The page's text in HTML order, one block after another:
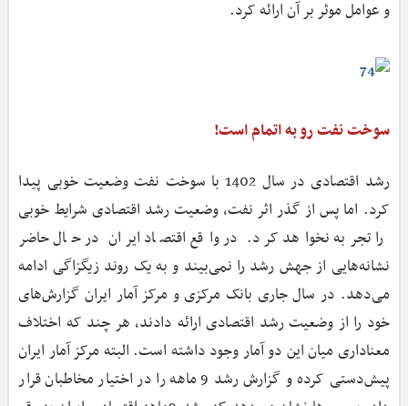
و عوامل موثر بر آن ارائه کرد.
سوخت نفت رو به اتمام است!
رشد اقتصادی در سال 1402 با سوخت نفت وضعیت خوبی پیدا
کرد. اما پس از گذر اثر نفت، وضعیت رشد اقتصادی شرایط خوبی
را تجربه نخواهد کرد. در واقع اقتصاد ایران در حال حاضر
نشانه‌هایی از جهش رشد را نمی‌بیند و به یک روند زیگزاگی ادامه
می‌دهد. در سال جاری بانک مرکزی و مرکز آمار ایران گزارش‌های
خود را از وضعیت رشد اقتصادی ارائه دادند، هر چند که اختلاف
معنا‌داری میان این دو آمار وجود داشته است. البته مرکز آمار ایران
پیش‌دستی کرده و گزارش رشد 9 ماهه را در اختیار مخاطبان قرار